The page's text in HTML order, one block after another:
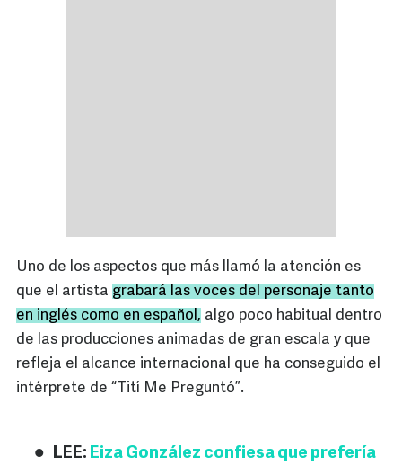
Uno de los aspectos que más llamó la atención es
que el artista grabará las voces del personaje tanto
en inglés como en español, algo poco habitual dentro
de las producciones animadas de gran escala y que
refleja el alcance internacional que ha conseguido el
intérprete de “Tití Me Preguntó”.
LEE: Eiza González confiesa que prefería